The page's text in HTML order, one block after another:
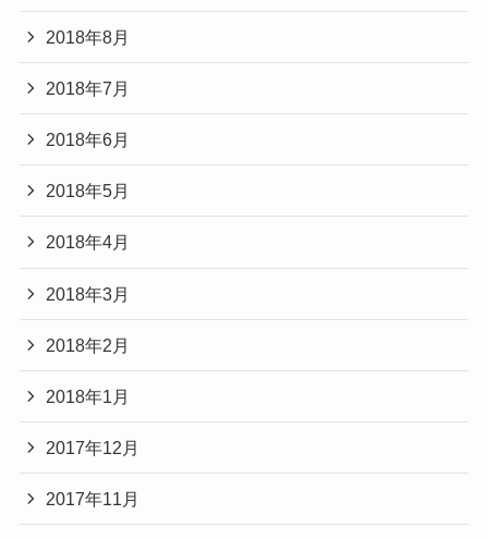
2018年8月
2018年7月
2018年6月
2018年5月
2018年4月
2018年3月
2018年2月
2018年1月
2017年12月
2017年11月